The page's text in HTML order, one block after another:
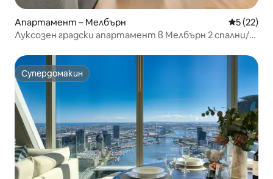
Апартамент – Мелбърн Средна
5 (22)
Луксозен градски апартамент в Мелбърн 2 спални/
Супердомакин
Супердомакин